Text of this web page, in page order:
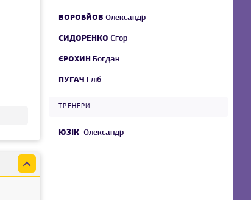
ВОРОБЙОВ Олександр
СИДОРЕНКО Єгор
ЄРОХИН Богдан
ПУГАЧ Гліб
ТРЕНЕРИ
ЮЗІК Олександр